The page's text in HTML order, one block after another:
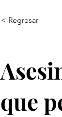
< Regresar
que